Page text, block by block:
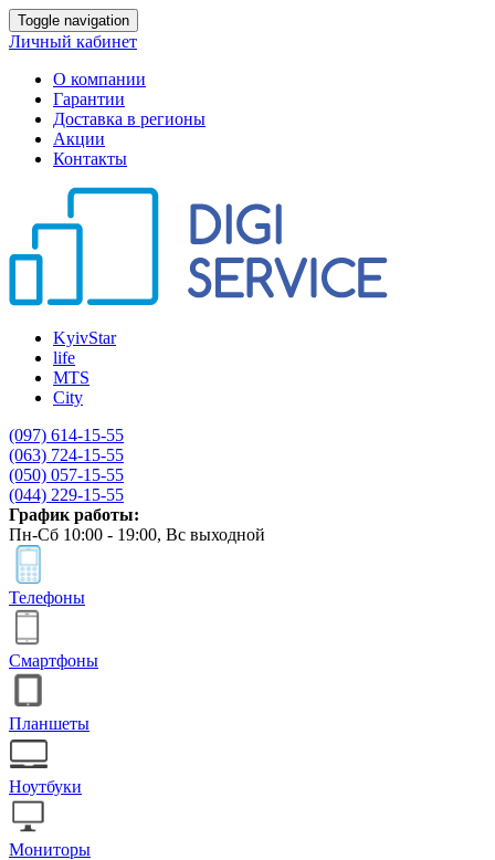
Toggle navigation
Личный кабинет
О компании
Гарантии
Доставка в регионы
Акции
Контакты
KyivStar
life
MTS
City
(097) 614-15-55
(063) 724-15-55
(050) 057-15-55
(044) 229-15-55
График работы:
Пн-Сб 10:00 - 19:00, Вс выходной
Телефоны
Смартфоны
Планшеты
Ноутбуки
Мониторы